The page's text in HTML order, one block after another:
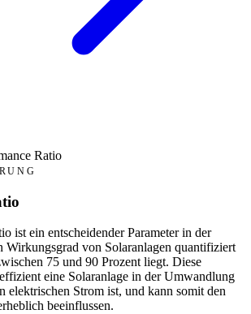
Ratio
ist ein entscheidender Parameter in der
Wirkungsgrad von Solaranlagen quantifiziert
75 und 90 Prozent liegt. Diese
eine Solaranlage in der Umwandlung
elektrischen Strom ist, und kann somit den
beeinflussen.